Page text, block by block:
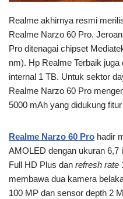
Realme akhirnya resmi
Realme Narzo 60 Pro.
Pro ditenagai chipset
nm). Hp Realme Terbaik
internal 1 TB. Untuk sektor
Realme Narzo 60 Pro
5000 mAh yang didukung fitur
Realme Narzo 60 Pro hadir
AMOLED dengan ukuran 6,7
Full HD Plus dan refresh rate
membawa dua kamera
100 MP dan sensor depth 2